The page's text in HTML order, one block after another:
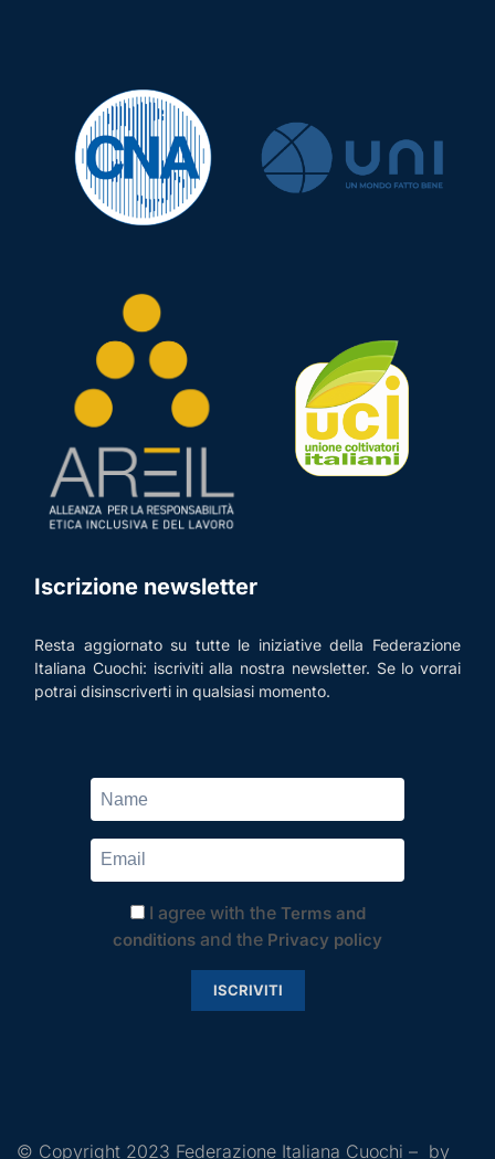
Iscrizione newsletter
Resta aggiornato su tutte le iniziative della Federazione
Italiana Cuochi: iscriviti alla nostra newsletter. Se lo vorrai
potrai disinscriverti in qualsiasi momento.
I agree with the Terms and
conditions and the Privacy policy
ISCRIVITI
© Copyright 2023 Federazione Italiana Cuochi – by